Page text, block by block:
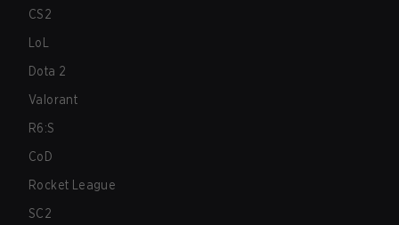
CS2
LoL
Dota 2
Valorant
R6:S
CoD
Rocket League
SC2